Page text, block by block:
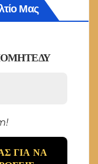
Μας
ΠΟΜΗΤΕΔΥ